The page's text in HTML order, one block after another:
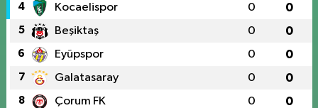
4 Kocaelispor 0 0
5 Beşiktaş 0 0
6 Eyüpspor 0 0
7 Galatasaray 0 0
8 Çorum FK 0 0